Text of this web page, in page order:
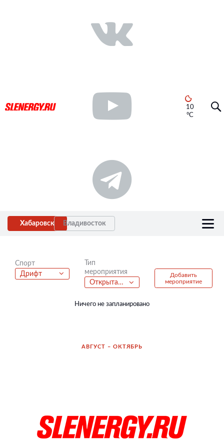
10
°C
Хабаровск Владивосток
Спорт
Дрифт
Тип
мероприятия
Открытая лекция
Добавить
мероприятие
Ничего не запланировано
АВГУСТ – ОКТЯБРЬ